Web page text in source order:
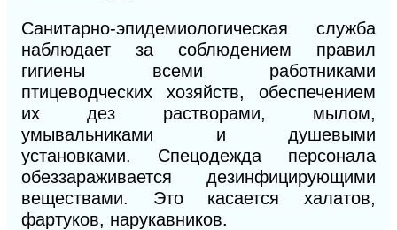
Санитарно-эпидемиологическая служба
наблюдает за соблюдением правил
гигиены всеми работниками
птицеводческих хозяйств, обеспечением
их дез растворами, мылом,
умывальниками и душевыми
установками. Спецодежда персонала
обеззараживается дезинфицирующими
веществами. Это касается халатов,
фартуков, нарукавников.